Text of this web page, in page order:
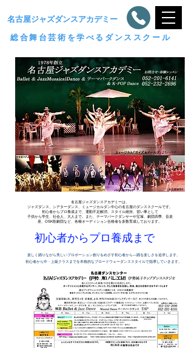
総合舞台芸術を学べるダンススクール
​名古屋ジャズダンスアカデミー
​名古屋ジャズダンスアカデミーは、
ジャズダンス、シアターダンス、ミュージカルダン中心の名古屋のダンススクールです。
初心者からプロ養成まで、運動不足解消、スタイル維持、習い事として
子供から学生、社会人、大人まで。また、テーマパークダンサーや宝塚、劇団四季、音楽
座、OSK歌劇団など、各種オーディション合格者を多数育成しております。
​初心者からプロ養成まで
楽しく踊りながら美しいプロポーション創りをめざす初心者から―踊る楽し さを追求します。
初心者から中・上級クラスまでを本格的なブロードウェーダンススタイルで指導していきます。